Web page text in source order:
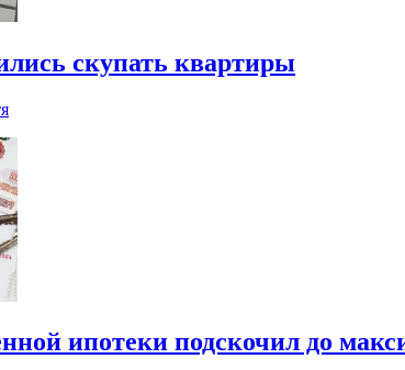
скупать квартиры
ипотеки подскочил до